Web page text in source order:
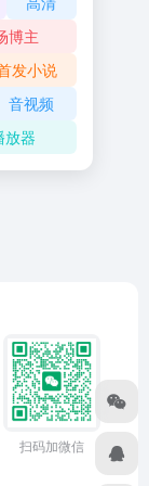
博主
发小说
音视频
放器
扫码加微信